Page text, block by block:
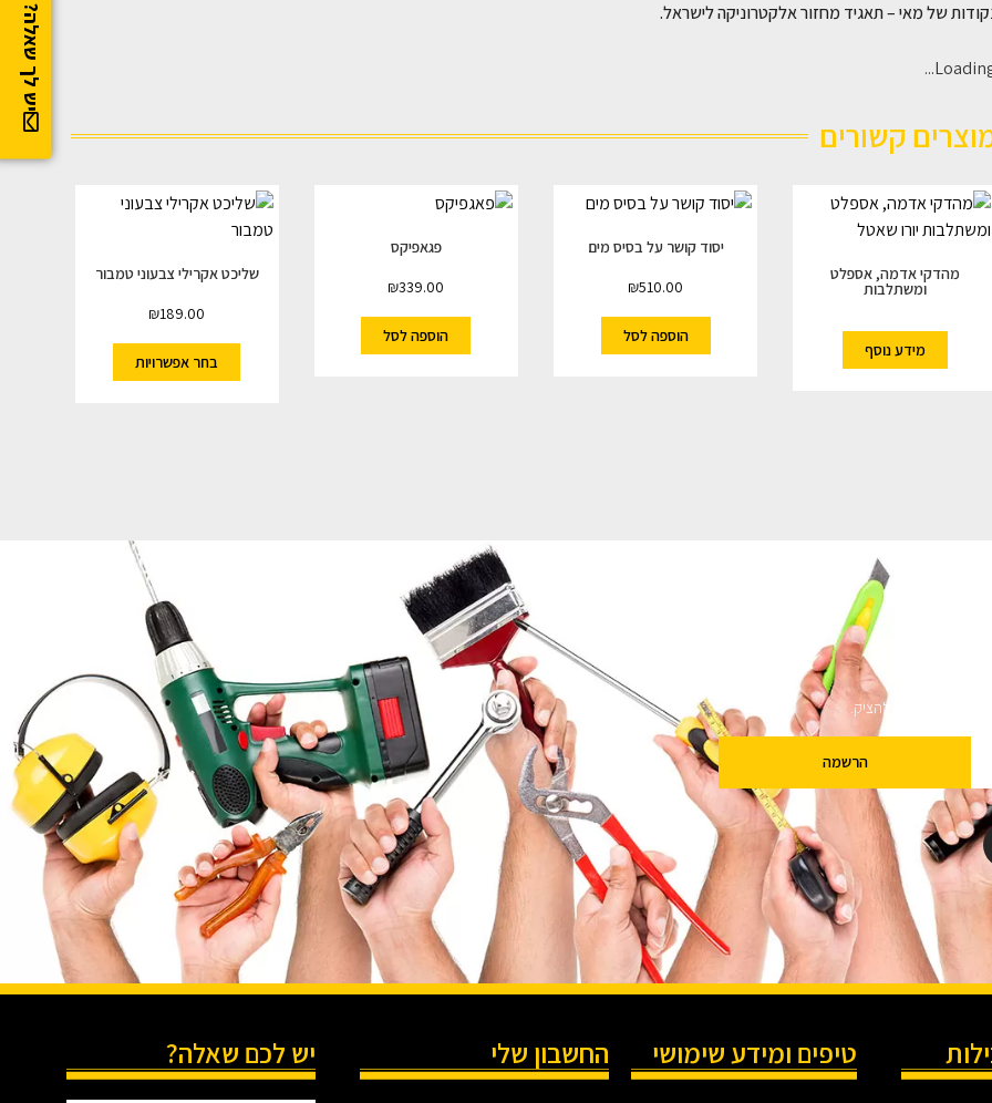
יש לך שאלה?
של מאי – תאגיד מחזור אלקטרוניקה לישראל.
קשורים
מהדקי אדמה, אספלט
ומשתלבות
מידע נוסף
יסוד קושר על בסיס מים
₪510.00
הוספה לסל
פגאפיקס
₪339.00
הוספה לסל
שליכט אקרילי צבעוני טמבור
₪189.00
בחר אפשרויות
מבטיחים לא להציק.
הרשמה
טיפים ומידע שימושי החשבון שלי יש לכם שאלה?